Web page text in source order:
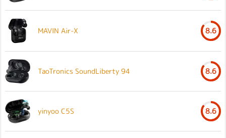
MAVIN Air-X 8.6
TaoTronics SoundLiberty 94 8.6
yinyoo C5S 8.6